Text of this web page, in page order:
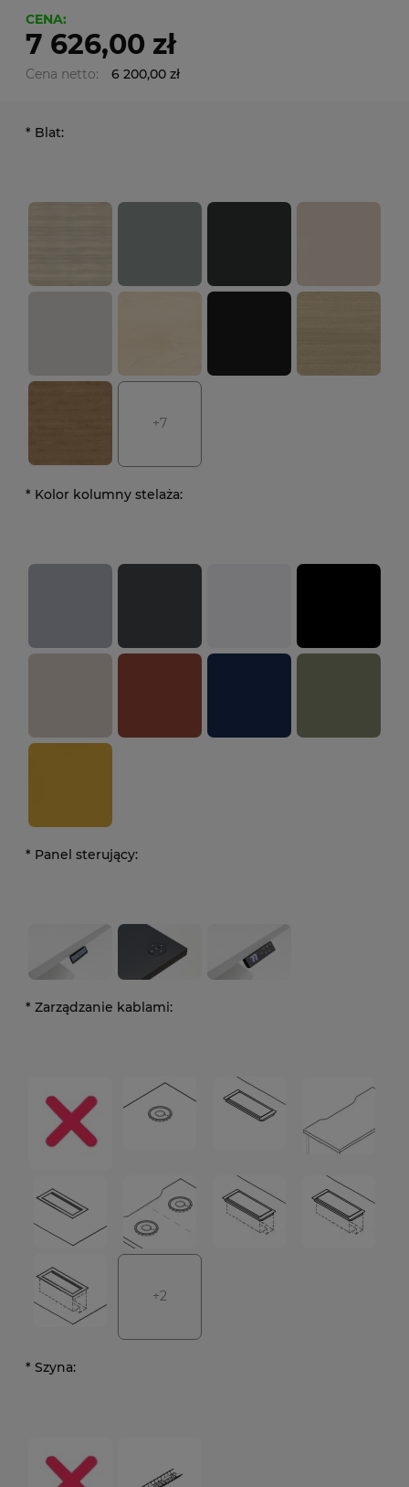
CENA:
7 626,00 zł
Cena netto: 6 200,00 zł
* Blat:
+7
* Kolor kolumny stelaża:
* Panel sterujący:
* Zarządzanie kablami:
+2
* Szyna: